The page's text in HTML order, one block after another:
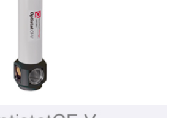
如CaFe2，ZnSe或者TPX等红外光学窗口。
口是客户可自行更换的，这就使得该系统拥有